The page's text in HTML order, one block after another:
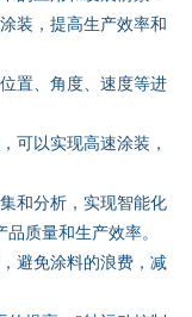
公司动态
装，提高生产效率和
置、角度、速度等进
可以实现高速涂装，
和分析，实现智能化
质量和生产效率。
避免涂料的浪费，减